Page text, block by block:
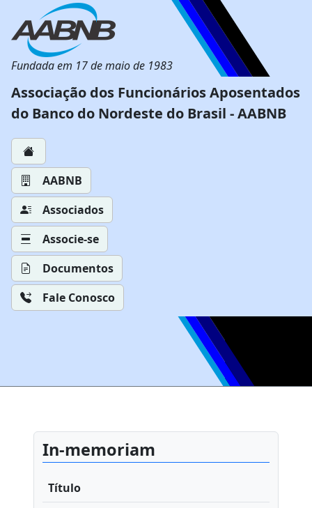
Fundada em 17 de maio de 1983
Associação dos Funcionários Aposentados
do Banco do Nordeste do Brasil - AABNB
AABNB
Associados
Associe-se
Documentos
Fale Conosco
In-memoriam
Título